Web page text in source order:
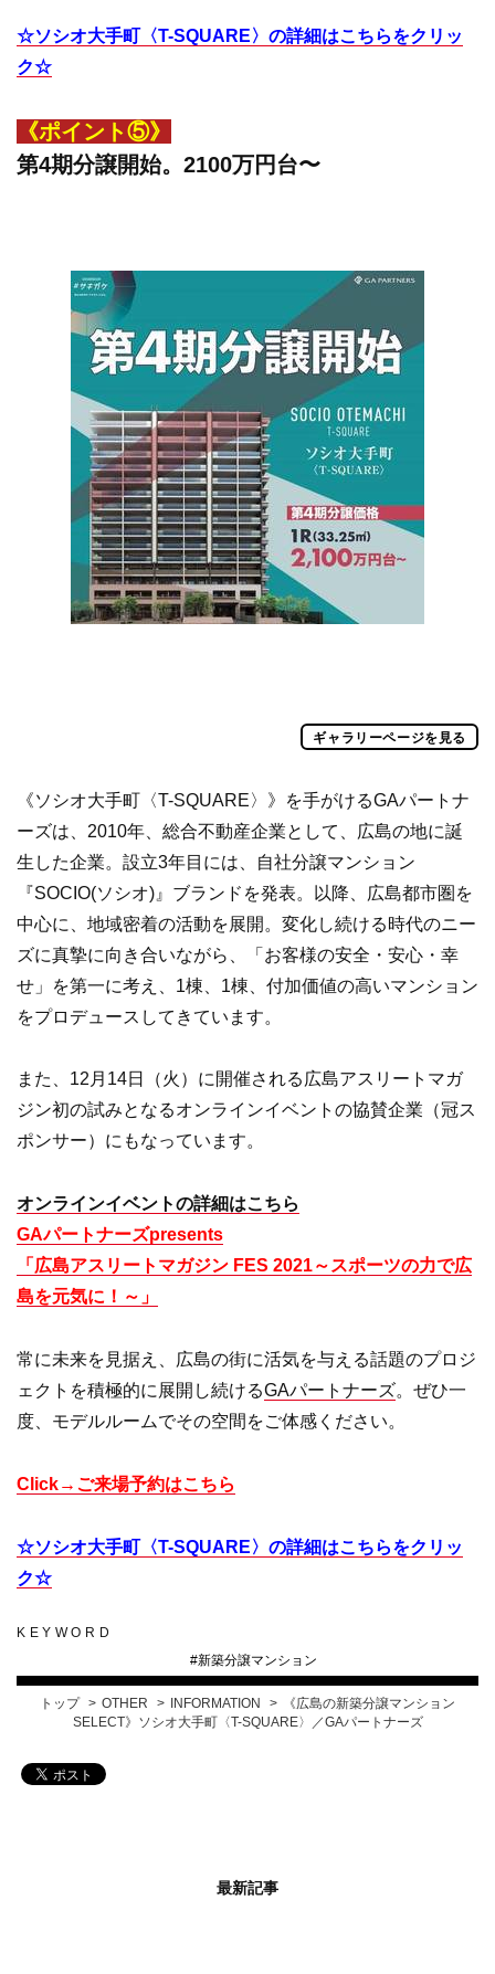
☆ソシオ大手町〈T-SQUARE〉の詳細はこちらをクリッ
ク☆
《ポイント⑤》
第4期分譲開始。2100万円台〜
ギャラリーページを見る
《ソシオ大手町〈T-SQUARE〉》を手がけるGAパートナ
ーズは、2010年、総合不動産企業として、広島の地に誕
生した企業。設立3年目には、自社分譲マンション
『SOCIO(ソシオ)』ブランドを発表。以降、広島都市圏を
中心に、地域密着の活動を展開。変化し続ける時代のニー
ズに真摯に向き合いながら、「お客様の安全・安心・幸
せ」を第一に考え、1棟、1棟、付加価値の高いマンション
をプロデュースしてきています。
また、12月14日（火）に開催される広島アスリートマガ
ジン初の試みとなるオンラインイベントの協賛企業（冠ス
ポンサー）にもなっています。
オンラインイベントの詳細はこちら
GAパートナーズpresents
「広島アスリートマガジン FES 2021～スポーツの力で広
島を元気に！～」
常に未来を見据え、広島の街に活気を与える話題のプロジ
ェクトを積極的に展開し続けるGAパートナーズ。ぜひ一
度、モデルルームでその空間をご体感ください。
Click→ご来場予約はこちら
☆ソシオ大手町〈T-SQUARE〉の詳細はこちらをクリッ
ク☆
KEYWORD
#新築分譲マンション
トップ OTHER INFORMATION
《広島の新築分譲マンション
SELECT》ソシオ大手町〈T-SQUARE〉／GAパートナーズ
最新記事